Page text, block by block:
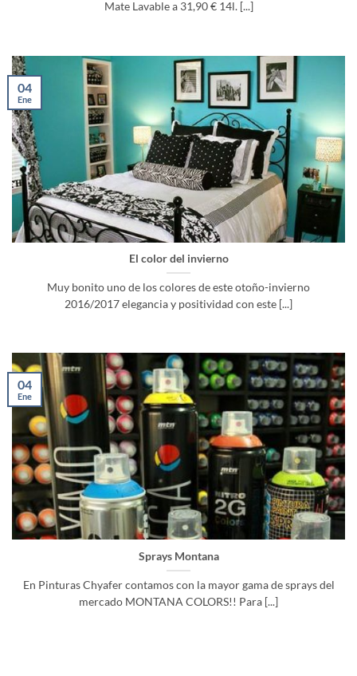
Mate Lavable a 31,90 € 14l. [...]
El color del invierno
Muy bonito uno de los colores de este otoño-invierno
2016/2017 elegancia y positividad con este [...]
04
Ene
Sprays Montana
En Pinturas Chyafer contamos con la mayor gama de sprays del
mercado MONTANA COLORS!! Para [...]
04
Ene